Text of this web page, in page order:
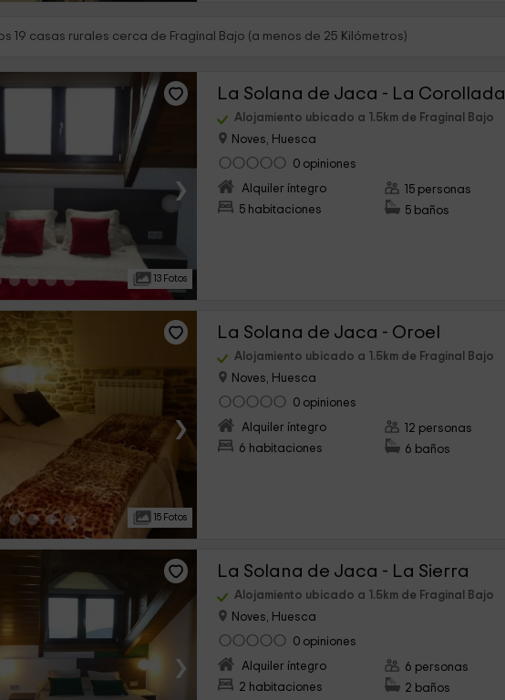
19 casas rurales cerca de Fraginal Bajo (a menos de 25 Kilómetros)
›
13 Fotos
La Solana de Jaca - La Corollada
Alojamiento ubicado a 1.5km de Fraginal Bajo
Noves, Huesca
0 opiniones
Alquiler íntegro
5 habitaciones
15 personas
5 baños
›
15 Fotos
La Solana de Jaca - Oroel
Alojamiento ubicado a 1.5km de Fraginal Bajo
Noves, Huesca
0 opiniones
Alquiler íntegro
6 habitaciones
12 personas
6 baños
›
La Solana de Jaca - La Sierra
Alojamiento ubicado a 1.5km de Fraginal Bajo
Noves, Huesca
0 opiniones
Alquiler íntegro
2 habitaciones
6 personas
2 baños